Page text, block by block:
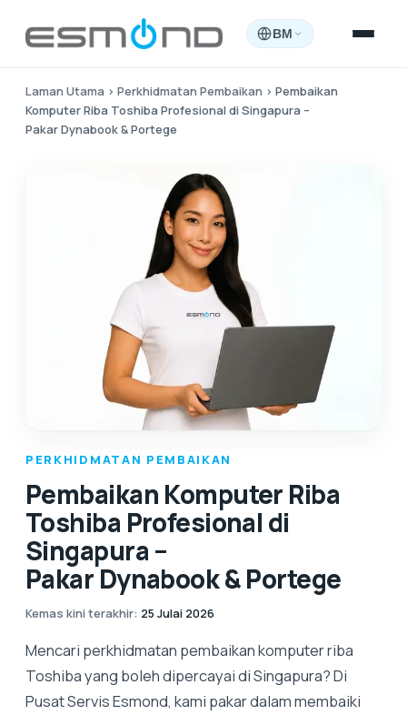
BM
Laman Utama › Perkhidmatan Pembaikan › Pembaikan
Komputer Riba Toshiba Profesional di Singapura –
Pakar Dynabook & Portege
PERKHIDMATAN PEMBAIKAN
Pembaikan Komputer Riba
Toshiba Profesional di
Singapura –
Pakar Dynabook & Portege
Kemas kini terakhir: 25 Julai 2026
Mencari perkhidmatan pembaikan komputer riba
Toshiba yang boleh dipercayai di Singapura? Di
Pusat Servis Esmond, kami pakar dalam membaiki